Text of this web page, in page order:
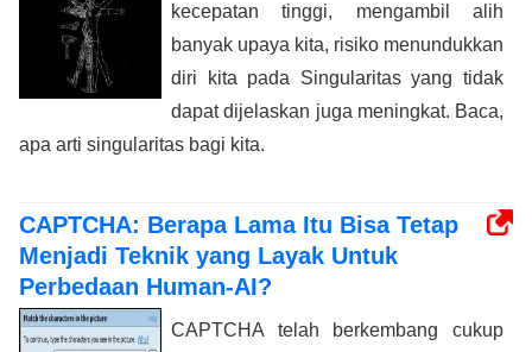
kecepatan tinggi, mengambil alih
banyak upaya kita, risiko menundukkan
diri kita pada Singularitas yang tidak
dapat dijelaskan juga meningkat. Baca,
apa arti singularitas bagi kita.
CAPTCHA: Berapa Lama Itu Bisa Tetap
Menjadi Teknik yang Layak Untuk
Perbedaan Human-AI?
CAPTCHA telah berkembang cukup